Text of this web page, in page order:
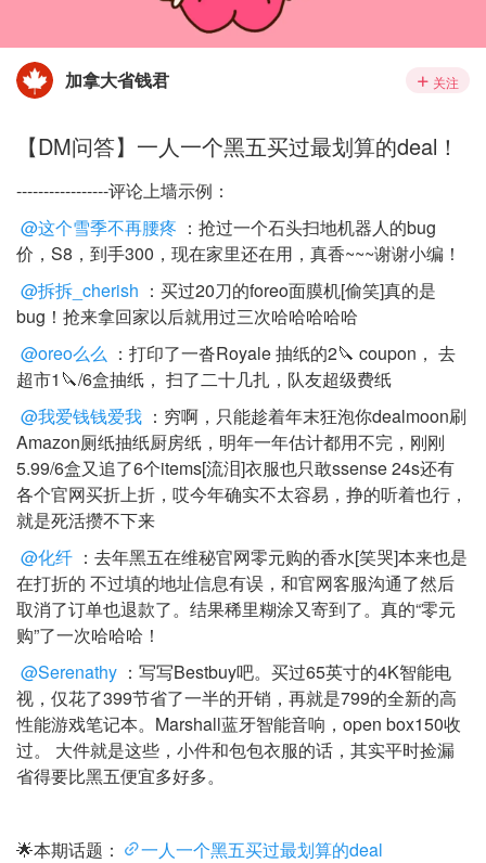
加拿大省钱君 关注
【DM问答】一人一个黑五买过最划算的deal！
-----------------评论上墙示例：
@这个雪季不再腰疼 ：抢过一个石头扫地机器人的bug
价，S8，到手300，现在家里还在用，真香~~~谢谢小编！
@拆拆_cherish ：买过20刀的foreo面膜机[偷笑]真的是
bug！抢来拿回家以后就用过三次哈哈哈哈哈
@oreo么么 ：打印了一沓Royale 抽纸的2🔪 coupon， 去
超市1🔪/6盒抽纸， 扫了二十几扎，队友超级费纸
@我爱钱钱爱我 ：穷啊，只能趁着年末狂泡你dealmoon刷
Amazon厕纸抽纸厨房纸，明年一年估计都用不完，刚刚
5.99/6盒又追了6个items[流泪]衣服也只敢ssense 24s还有
各个官网买折上折，哎今年确实不太容易，挣的听着也行，
就是死活攒不下来
@化纤 ：去年黑五在维秘官网零元购的香水[笑哭]本来也是
在打折的 不过填的地址信息有误，和官网客服沟通了然后
取消了订单也退款了。结果稀里糊涂又寄到了。真的“零元
购”了一次哈哈哈！
@Serenathy ：写写Bestbuy吧。买过65英寸的4K智能电
视，仅花了399节省了一半的开销，再就是799的全新的高
性能游戏笔记本。Marshall蓝牙智能音响，open box150收
过。 大件就是这些，小件和包包衣服的话，其实平时捡漏
省得要比黑五便宜多好多。
🌟本期话题： 一人一个黑五买过最划算的deal